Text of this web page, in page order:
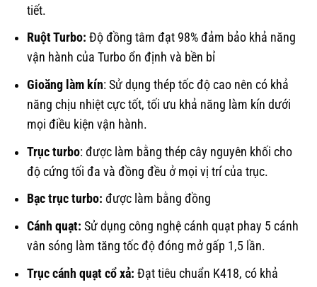
tiết.
Ruột Turbo: Độ đồng tâm đạt 98% đảm bảo khả năng
vận hành của Turbo ổn định và bền bỉ
Gioăng làm kín: Sử dụng thép tốc độ cao nên có khả
năng chịu nhiệt cực tốt, tối ưu khả năng làm kín dưới
mọi điều kiện vận hành.
Trục turbo: được làm bằng thép cây nguyên khối cho
độ cứng tối đa và đồng đều ở mọi vị trí của trục.
Bạc trục turbo: được làm bằng đồng
Cánh quạt: Sử dụng công nghệ cánh quạt phay 5 cánh
vân sóng làm tăng tốc độ đóng mở gấp 1,5 lần.
Trục cánh quạt cổ xả: Đạt tiêu chuẩn K418, có khả